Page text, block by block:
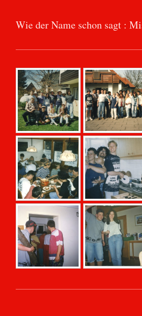
Wie der Name schon sagt :